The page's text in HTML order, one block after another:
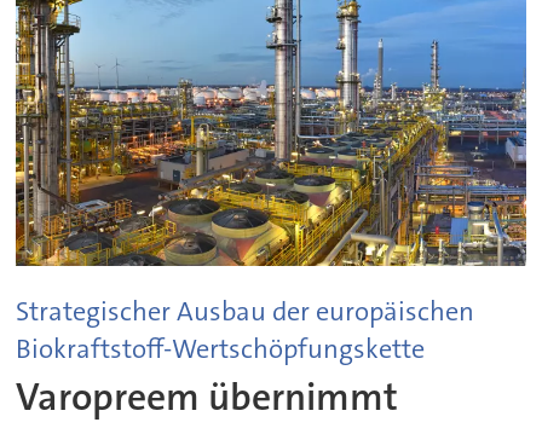
Strategischer Ausbau der europäischen
Biokraftstoff-Wertschöpfungskette
Varopreem übernimmt